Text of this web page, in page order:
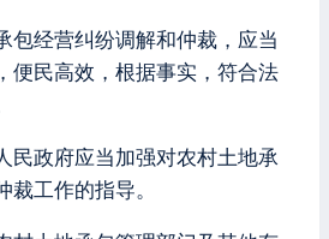
包经营纠纷调解和仲裁，应当
便民高效，根据事实，符合法
民政府应当加强对农村土地承
工作的指导。